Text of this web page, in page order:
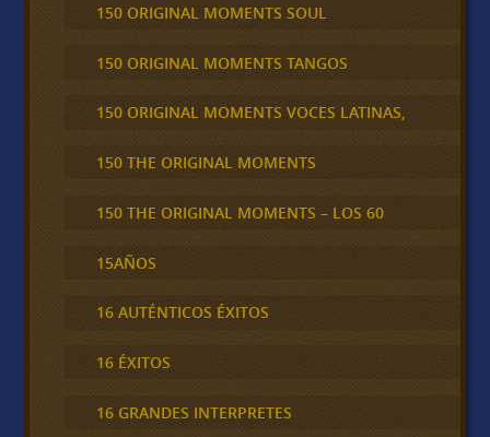
150 ORIGINAL MOMENTS SOUL
150 ORIGINAL MOMENTS TANGOS
150 ORIGINAL MOMENTS VOCES LATINAS,
150 THE ORIGINAL MOMENTS
150 THE ORIGINAL MOMENTS – LOS 60
15AÑOS
16 AUTÉNTICOS ÉXITOS
16 ÉXITOS
16 GRANDES INTERPRETES